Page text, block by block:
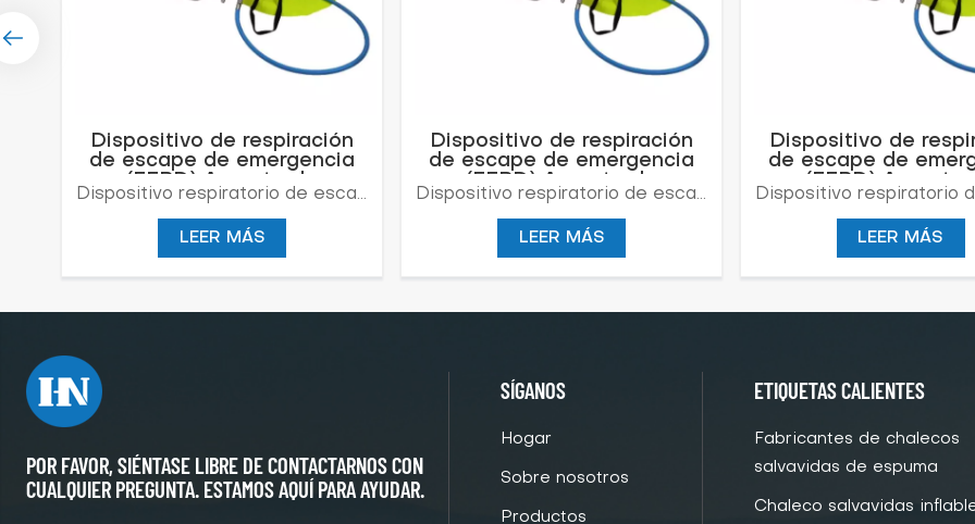
Dispositivo de respiración
de escape de emergencia
respiración de aire
Dispositivo respiratorio de escape de emergencia (EEBD) es un dispositivo respiratorio de escape de emergencia de aire comprimido diseñado para ofrecer una fácil colocación, combinado con una protección respiratoria óptima. Está contenido en una bolsa de transporte que, cuando se abre, activa automáticamente el suministro de aire respirable desde el cilindro. • Muy sencillo de utilizar: se inicia automáticamente al abrir la bolsa • Fácil de recargar y reutilizar • Versiones de 15 minutos disponibles
LEER MÁS
Dispositivo de respiración
de escape de emergencia
respiración de aire
Dispositivo respiratorio de escape de emergencia (EEBD) es un dispositivo respiratorio de escape de emergencia de aire comprimido diseñado para ofrecer una fácil colocación, combinado con una protección respiratoria óptima. Está contenido en una bolsa de transporte que, cuando se abre, activa automáticamente el suministro de aire respirable desde el cilindro. • Muy sencillo de utilizar: se inicia automáticamente al abrir la bolsa • Fácil de recargar y reutilizar • Versiones de 15 minutos disponibles
LEER MÁS
Dispositivo de
de escape de
respiración de
LEER MÁS
POR FAVOR, SIÉNTASE LIBRE DE CONTACTARNOS CON
CUALQUIER PREGUNTA. ESTAMOS AQUÍ PARA AYUDAR.
SÍGANOS
Hogar
Sobre nosotros
Productos
ETIQUETAS CALIENTES
Fabricantes de chalecos
salvavidas de espuma
Chaleco salvavidas